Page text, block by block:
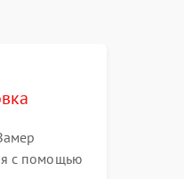
с помощью